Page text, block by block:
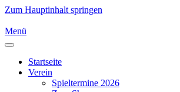
Zum Hauptinhalt springen
Menü
Startseite
Verein
Spieltermine 2026